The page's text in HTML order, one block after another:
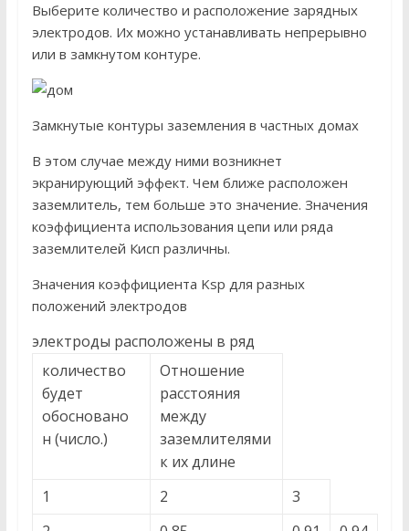
Выберите количество и расположение зарядных
электродов. Их можно устанавливать непрерывно
или в замкнутом контуре.
Замкнутые контуры заземления в частных домах
В этом случае между ними возникнет
экранирующий эффект. Чем ближе расположен
заземлитель, тем больше это значение. Значения
коэффициента использования цепи или ряда
заземлителей Кисп различны.
Значения коэффициента Ksp для разных
положений электродов
электроды расположены в ряд
количество
будет
обосновано
н (число.)
Отношение
расстояния
между
заземлителями
к их длине
1
2
3